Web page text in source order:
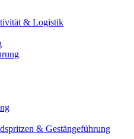
& Logistik
& Gestängeführung